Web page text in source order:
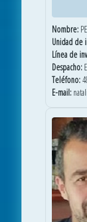
Nombre:
Unidad de
Línea de
Despacho:
Teléfono:
E-mail: